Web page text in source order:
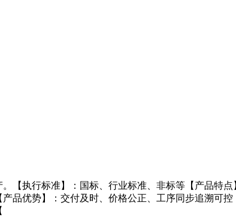
【执行标准】：国标、行业标准、非标等【产品特
品优势】：交付及时、价格公正、工序同步追溯可